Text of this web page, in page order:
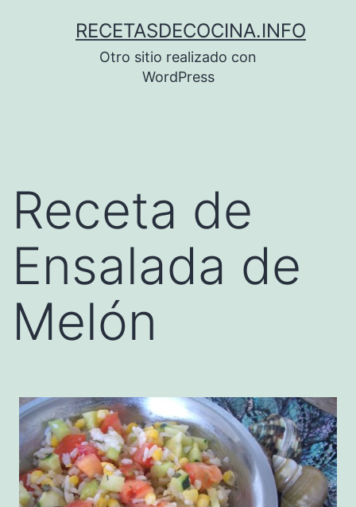
RECETASDECOCINA.INFO
Otro sitio realizado con
WordPress
Receta de
Ensalada de
Melón